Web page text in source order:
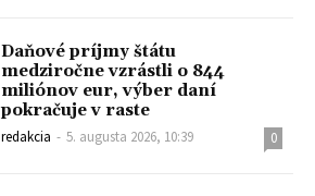
Daňové príjmy štátu
medziročne vzrástli o 844
miliónov eur, výber daní
pokračuje v raste
redakcia - 5. augusta 2026, 10:39 0